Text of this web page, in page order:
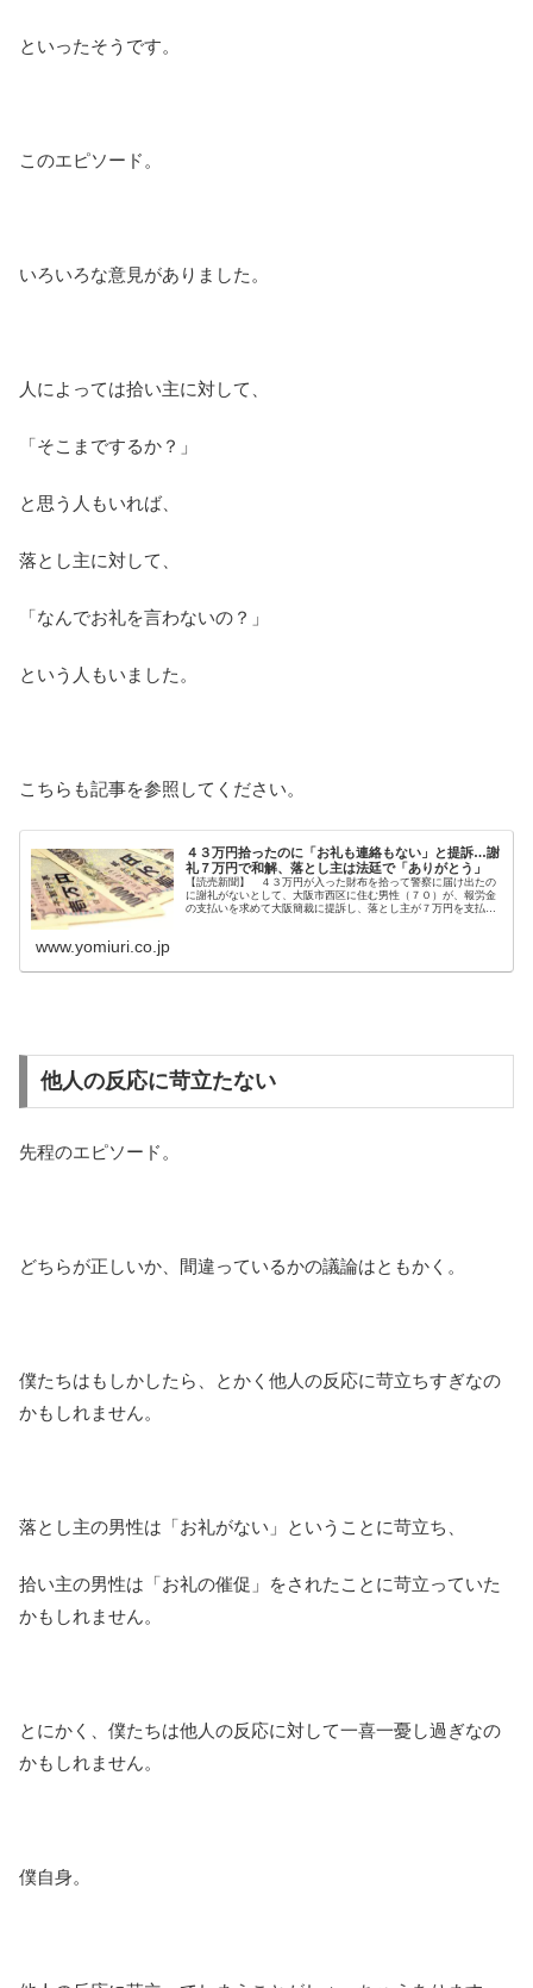
といったそうです。
このエピソード。
いろいろな意見がありました。
人によっては拾い主に対して、
「そこまでするか？」
と思う人もいれば、
落とし主に対して、
「なんでお礼を言わないの？」
という人もいました。
こちらも記事を参照してください。
４３万円拾ったのに「お礼も連絡もない」と提訴…謝
礼７万円で和解、落とし主は法廷で「ありがとう」
【読売新聞】 ４３万円が入った財布を拾って警察に届け出たの
に謝礼がないとして、大阪市西区に住む男性（７０）が、報労金
の支払いを求めて大阪簡裁に提訴し、落とし主が７万円を支払う
www.yomiuri.co.jp
他人の反応に苛立たない
先程のエピソード。
どちらが正しいか、間違っているかの議論はともかく。
僕たちはもしかしたら、とかく他人の反応に苛立ちすぎなの
かもしれません。
落とし主の男性は「お礼がない」ということに苛立ち、
拾い主の男性は「お礼の催促」をされたことに苛立っていた
かもしれません。
とにかく、僕たちは他人の反応に対して一喜一憂し過ぎなの
かもしれません。
僕自身。